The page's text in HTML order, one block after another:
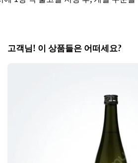
고객님! 이 상품들은 어떠세요?